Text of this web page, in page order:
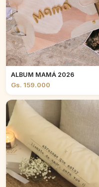
ALBUM MAMÁ 2026
Gs. 159.000